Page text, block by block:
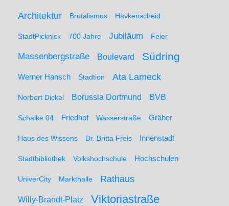
Architektur Brutalismus Havkenscheid
StadtPicknick 700 Jahre Jubiläum Feier
Massenbergstraße Boulevard Südring
Werner Hansch Stadtion Ata Lameck
Norbert Dickel Borussia Dortmund BVB
Schalke 04 Friedhof Wasserstraße Gräber
Haus des Wissens Dr. Britta Freis Innenstadt
Stadtbibliothek Volkshochschule Hochschulen
UniverCity Markthalle Rathaus
Willy-Brandt-Platz Viktoriastraße